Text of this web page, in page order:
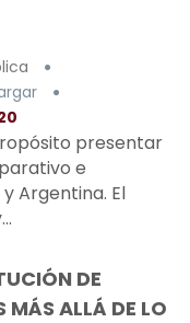
presentar
e
Argentina. El
DE
ALLÁ DE LO